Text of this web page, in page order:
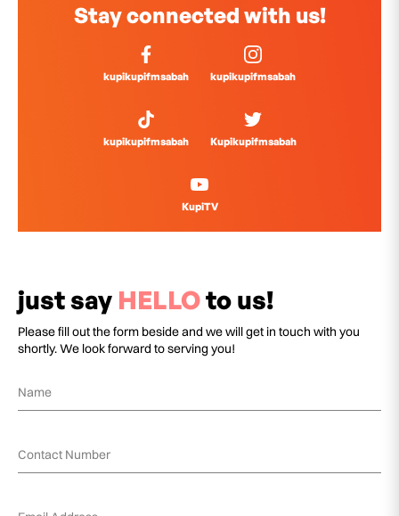
Stay connected with us!
kupikupifmsabah kupikupifmsabah
kupikupifmsabah Kupikupifmsabah
KupiTV
just say HELLOto us!
Please fill out the form beside and we will get in touch with you
shortly. We look forward to serving you!